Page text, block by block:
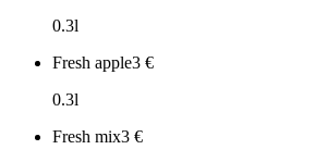
0.3l
Fresh apple3 €
0.3l
Fresh mix3 €